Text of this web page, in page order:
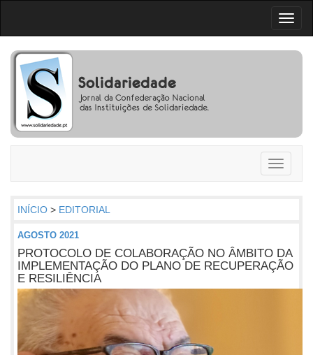
Toggle
INÍCIO > EDITORIAL
AGOSTO 2021
PROTOCOLO DE COLABORAÇÃO NO ÂMBITO DA
IMPLEMENTAÇÃO DO PLANO DE RECUPERAÇÃO
E RESILIÊNCIA